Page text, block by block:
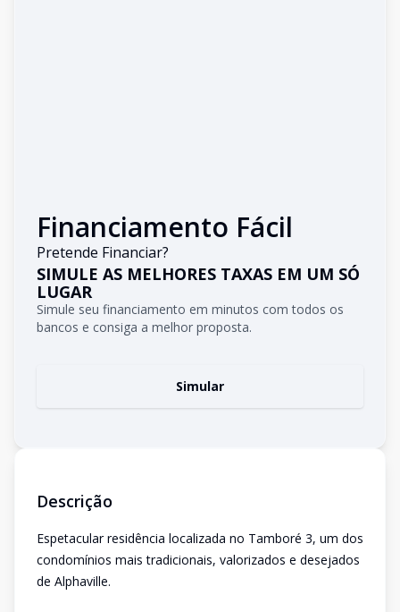
Financiamento Fácil
Pretende Financiar?
SIMULE AS MELHORES TAXAS EM UM SÓ
LUGAR
Simule seu financiamento em minutos com todos os
bancos e consiga a melhor proposta.
Simular
Descrição
Espetacular residência localizada no Tamboré 3, um dos
condomínios mais tradicionais, valorizados e desejados
de Alphaville.